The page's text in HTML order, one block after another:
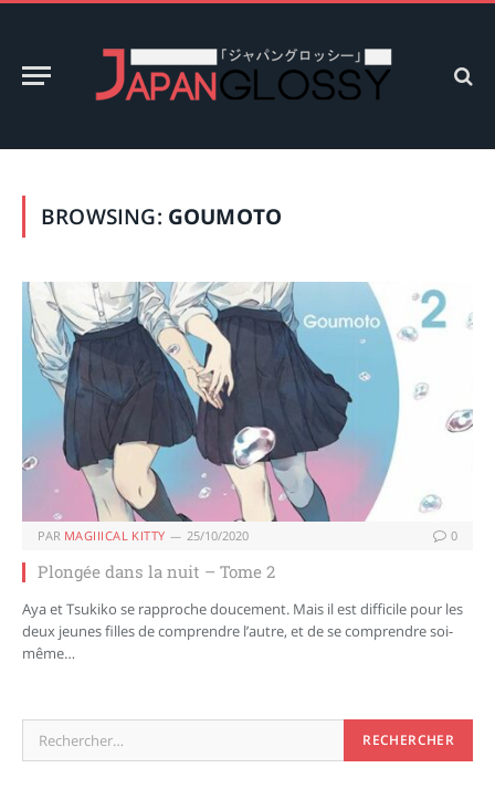
BROWSING: GOUMOTO
PAR MAGIIICAL KITTY 25/10/2020 0
Plongée dans la nuit – Tome 2
Aya et Tsukiko se rapproche doucement. Mais il est difficile pour les
deux jeunes filles de comprendre l’autre, et de se comprendre soi-
même…